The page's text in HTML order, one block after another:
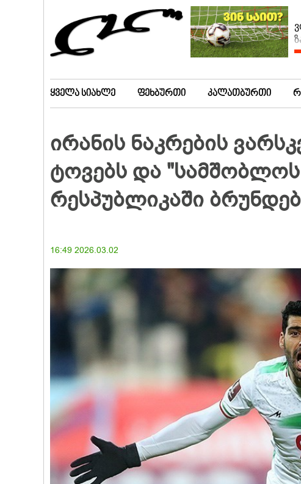
ყველა სიახლე ფეხბურთი კალათბურთი
ირანის ნაკრების
ტოვებს და
რესპუბლიკაში
16:49 2026.03.02